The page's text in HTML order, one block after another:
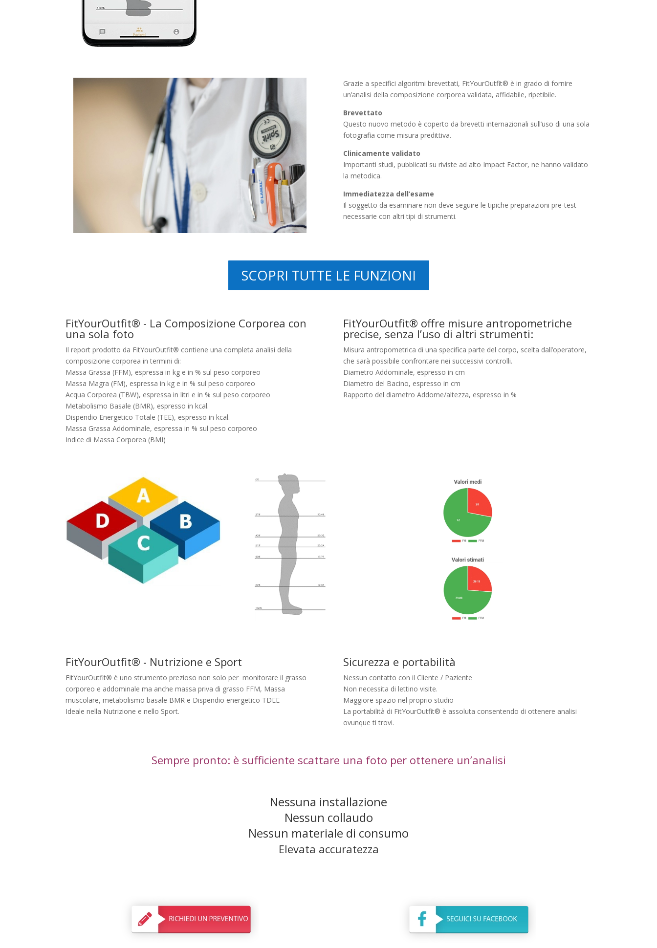
Grazie a specifici algoritmi brevettati, FitYourOutfit® è in grado di fornire
un’analisi della composizione corporea validata, affidabile, ripetibile.
Brevettato
Questo nuovo metodo è coperto da brevetti internazionali sull’uso di una sola
fotografia come misura predittiva.
Clinicamente validato
Importanti studi, pubblicati su riviste ad alto Impact Factor, ne hanno validato
la metodica.
Immediatezza dell’esame
Il soggetto da esaminare non deve seguire le tipiche preparazioni pre-test
necessarie con altri tipi di strumenti.
SCOPRI TUTTE LE FUNZIONI
FitYourOutfit® - La Composizione Corporea con
una sola foto
Il report prodotto da FitYourOutfit® contiene una completa analisi della
composizione corporea in termini di:
Massa Grassa (FFM), espressa in kg e in % sul peso corporeo
Massa Magra (FM), espressa in kg e in % sul peso corporeo
Acqua Corporea (TBW), espressa in litri e in % sul peso corporeo
Metabolismo Basale (BMR), espresso in kcal.
Dispendio Energetico Totale (TEE), espresso in kcal.
Massa Grassa Addominale, espressa in % sul peso corporeo
Indice di Massa Corporea (BMI)
FitYourOutfit® offre misure antropometriche
precise, senza l’uso di altri strumenti:
Misura antropometrica di una specifica parte del corpo, scelta dall’operatore,
che sarà possibile confrontare nei successivi controlli.
Diametro Addominale, espresso in cm
Diametro del Bacino, espresso in cm
Rapporto del diametro Addome/altezza, espresso in %
FitYourOutfit® - Nutrizione e Sport
FitYourOutfit® è uno strumento prezioso non solo per monitorare il grasso
corporeo e addominale ma anche massa priva di grasso FFM, Massa
muscolare, metabolismo basale BMR e Dispendio energetico TDEE
Ideale nella Nutrizione e nello Sport.
Sicurezza e portabilità
Nessun contatto con il Cliente / Paziente
Non necessita di lettino visite.
Maggiore spazio nel proprio studio
La portabilità di FitYourOutfit® è assoluta consentendo di ottenere analisi
ovunque ti trovi.
Sempre pronto: è sufficiente scattare una foto per ottenere un’analisi
Nessuna installazione
Nessun collaudo
Nessun materiale di consumo
Elevata accuratezza